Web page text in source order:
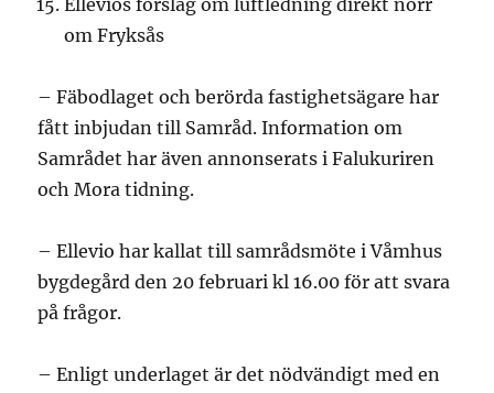
Ellevios förslag om luftledning direkt norr
om Fryksås
– Fäbodlaget och berörda fastighetsägare har
fått inbjudan till Samråd. Information om
Samrådet har även annonserats i Falukuriren
och Mora tidning.
– Ellevio har kallat till samrådsmöte i Våmhus
bygdegård den 20 februari kl 16.00 för att svara
på frågor.
– Enligt underlaget är det nödvändigt med en